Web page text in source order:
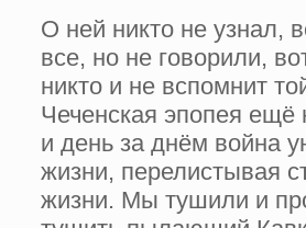
О ней никто не узнал,
все, но не говорили,
никто и не вспомнит
Чеченская эпопея ещё
и день за днём война
жизни, перелистывая
жизни. Мы тушили и